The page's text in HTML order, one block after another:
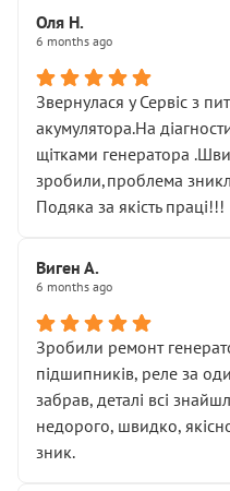
Оля Н.
6 months ago
Звернулася у Сервіс з
акумулятора.На
щітками генератора
зробили,проблема
Подяка за якість праці!!!
Виген А.
6 months ago
Зробили ремонт
підшипників, реле за
забрав, деталі всі
недорого, швидко,
зник.